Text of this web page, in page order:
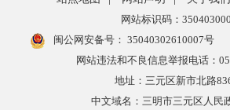
网站标识码：
闽公网安备号： 35040302610007号
网站违法和不良信息举报电话：
地址：三元区新市北路
中文域名：三明市三元区人民